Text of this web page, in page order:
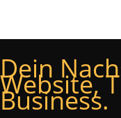
Dein
Website,
Business.